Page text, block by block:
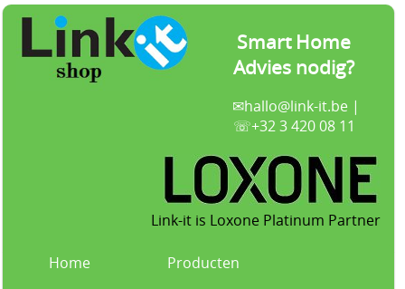
Smart Home
Advies nodig?
✉hallo@link-it.be|
☏+32 3 420 08 11
Link-it is Loxone Platinum Partner
Home
Producten